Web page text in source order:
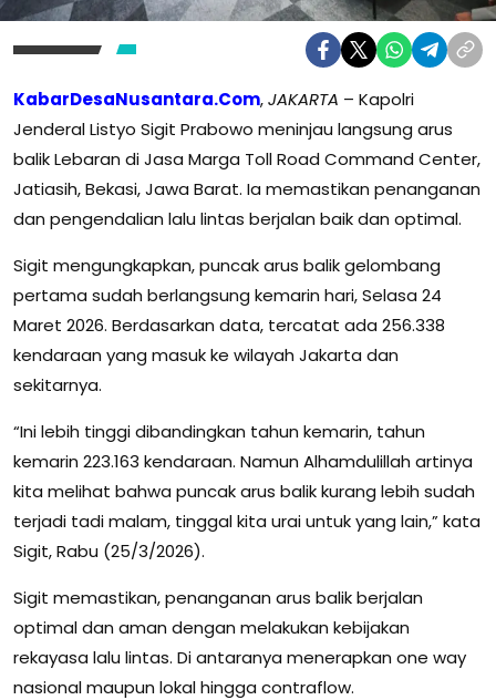
KabarDesaNusantara.Com,JAKARTA – Kapolri
Jenderal Listyo Sigit Prabowo meninjau langsung arus
balik Lebaran di Jasa Marga Toll Road Command Center,
Jatiasih, Bekasi, Jawa Barat. Ia memastikan penanganan
dan pengendalian lalu lintas berjalan baik dan optimal.
Sigit mengungkapkan, puncak arus balik gelombang
pertama sudah berlangsung kemarin hari, Selasa 24
Maret 2026. Berdasarkan data, tercatat ada 256.338
kendaraan yang masuk ke wilayah Jakarta dan
sekitarnya.
“Ini lebih tinggi dibandingkan tahun kemarin, tahun
kemarin 223.163 kendaraan. Namun Alhamdulillah artinya
kita melihat bahwa puncak arus balik kurang lebih sudah
terjadi tadi malam, tinggal kita urai untuk yang lain,” kata
Sigit, Rabu (25/3/2026).
Sigit memastikan, penanganan arus balik berjalan
optimal dan aman dengan melakukan kebijakan
rekayasa lalu lintas. Di antaranya menerapkan one way
nasional maupun lokal hingga contraflow.